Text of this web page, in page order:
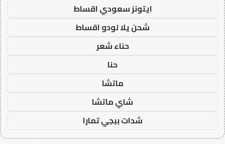
ايتونز سعودي اقساط
شحن يلا لودو اقساط
حناء شعر
حنا
ماتشا
شاي ماتشا
شدات ببجي تمارا